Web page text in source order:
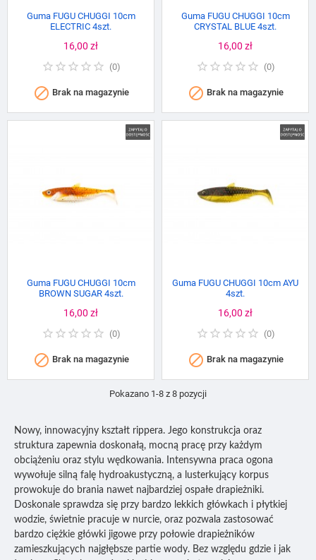
Guma FUGU CHUGGI 10cm
ELECTRIC 4szt.
Cena
16,00 zł
(0)
 Brak na magazynie
Guma FUGU CHUGGI 10cm
CRYSTAL BLUE 4szt.
Cena
16,00 zł
(0)
 Brak na magazynie
Guma FUGU CHUGGI 10cm
BROWN SUGAR 4szt.
Cena
16,00 zł
(0)
 Brak na magazynie
Guma FUGU CHUGGI 10cm AYU
4szt.
Cena
16,00 zł
(0)
 Brak na magazynie
Pokazano 1-8 z 8 pozycji
Nowy, innowacyjny kształt rippera. Jego konstrukcja oraz
struktura zapewnia doskonałą, mocną pracę przy każdym
obciążeniu oraz stylu wędkowania. Intensywna praca ogona
wywołuje silną falę hydroakustyczną, a lusterkujący korpus
prowokuje do brania nawet najbardziej ospałe drapieżniki.
Doskonale sprawdza się przy bardzo lekkich główkach i płytkiej
wodzie, świetnie pracuje w nurcie, oraz pozwala zastosować
bardzo ciężkie główki jigowe przy połowie drapieżników
zamieszkujących najgłębsze partie wody. Bez względu gdzie i jak